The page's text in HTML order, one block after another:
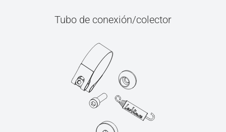
Tubo de conexión/colector